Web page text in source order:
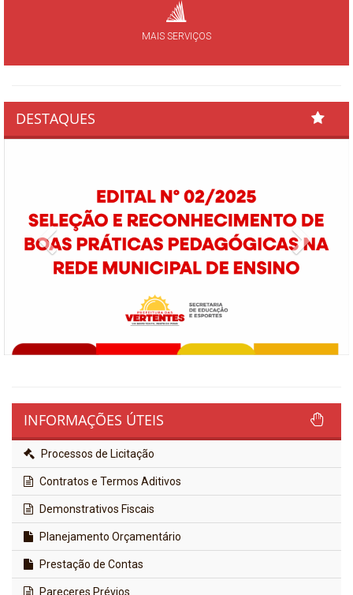
MAIS SERVIÇOS
DESTAQUES
Previous Next
INFORMAÇÕES ÚTEIS
Processos de Licitação
Contratos e Termos Aditivos
Demonstrativos Fiscais
Planejamento Orçamentário
Prestação de Contas
Pareceres Prévios